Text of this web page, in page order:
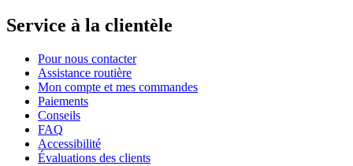
Service à la clientèle
Pour nous contacter
Assistance routière
Mon compte et mes commandes
Paiements
Conseils
FAQ
Accessibilité
Évaluations des clients